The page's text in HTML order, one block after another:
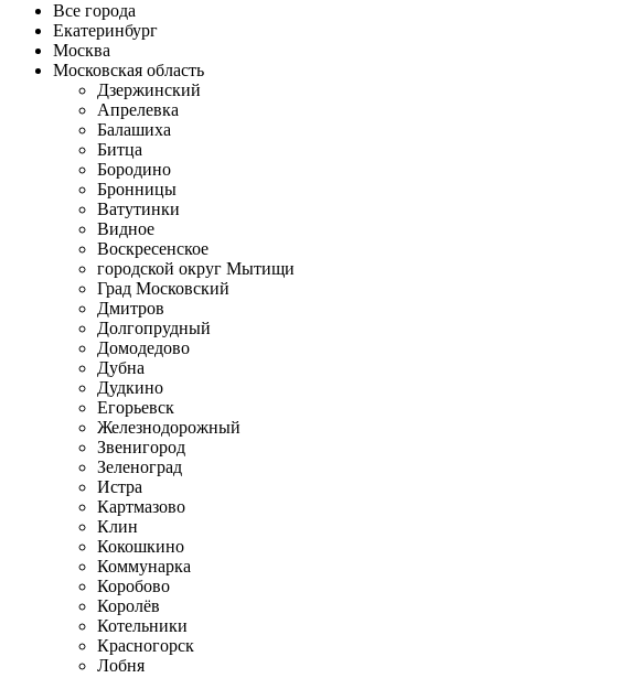
Все города
Екатеринбург
Москва
Московская область
Дзержинский
Апрелевка
Балашиха
Битца
Бородино
Бронницы
Ватутинки
Видное
Воскресенское
городской округ Мытищи
Град Московский
Дмитров
Долгопрудный
Домодедово
Дубна
Дудкино
Егорьевск
Железнодорожный
Звенигород
Зеленоград
Истра
Картмазово
Клин
Кокошкино
Коммунарка
Коробово
Королёв
Котельники
Красногорск
Лобня